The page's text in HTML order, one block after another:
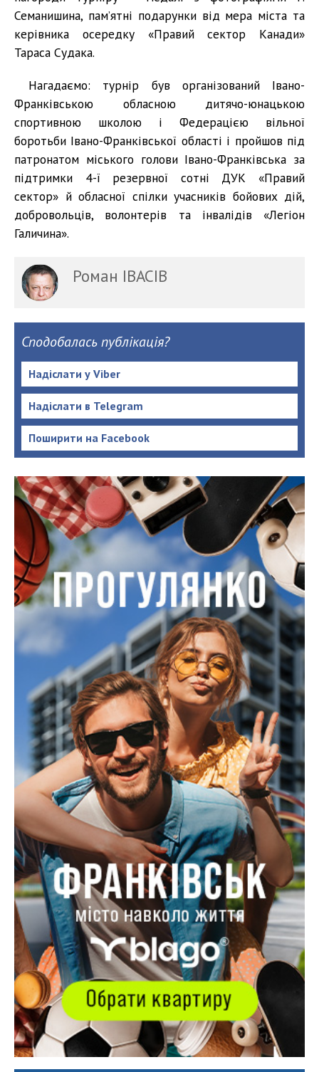
Семанишина, пам’ятні подарунки від мера міста та
керівника осередку «Правий сектор Канади»
Тараса Судака.
Нагадаємо: турнір був організований Івано-
Франківською обласною дитячо-юнацькою
спортивною школою і Федерацією вільної
боротьби Івано-Франківської області і пройшов під
патронатом міського голови Івано-Франківська за
підтримки 4-ї резервної сотні ДУК «Правий
сектор» й обласної спілки учасників бойових дій,
добровольців, волонтерів та інвалідів «Легіон
Галичина».
Роман ІВАСІВ
Сподобалась публікація?
Надіслати у Viber
Надіслати в Telegram
Поширити на Facebook